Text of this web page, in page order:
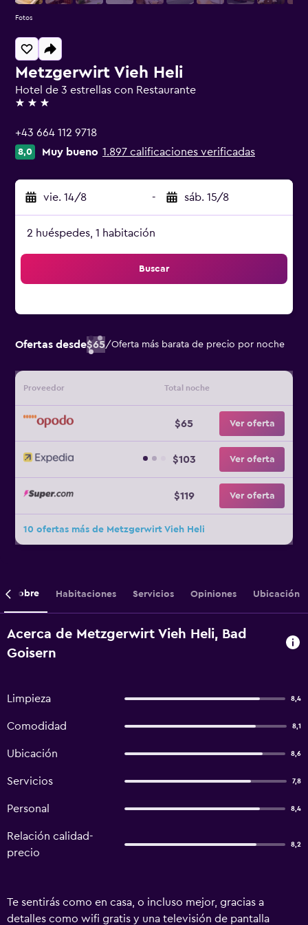
Metzgerwirt Vieh Heli
Hotel de 3 estrellas con Restaurante
3 estrellas
+43 664 112 9718
8,0 Muy bueno 1.897 calificaciones verificadas
vie. 14/8 - sáb. 15/8
2 huéspedes, 1 habitación
Buscar
Ofertas desde$65/Oferta más barata de precio por noche
Proveedor Total noche
$65 Ver oferta
$103 Ver oferta
$119 Ver oferta
10 ofertas más de Metzgerwirt Vieh Heli
Fotos
Sobre Habitaciones Servicios Opiniones Ubicación
Acerca de Metzgerwirt Vieh Heli, Bad
Goisern
Limpieza 8,4
Comodidad 8,1
Ubicación 8,6
Servicios 7,8
Personal 8,4
Relación calidad-
precio
8,2
Te sentirás como en casa, o incluso mejor, gracias a
detalles como wifi gratis y una televisión de pantalla